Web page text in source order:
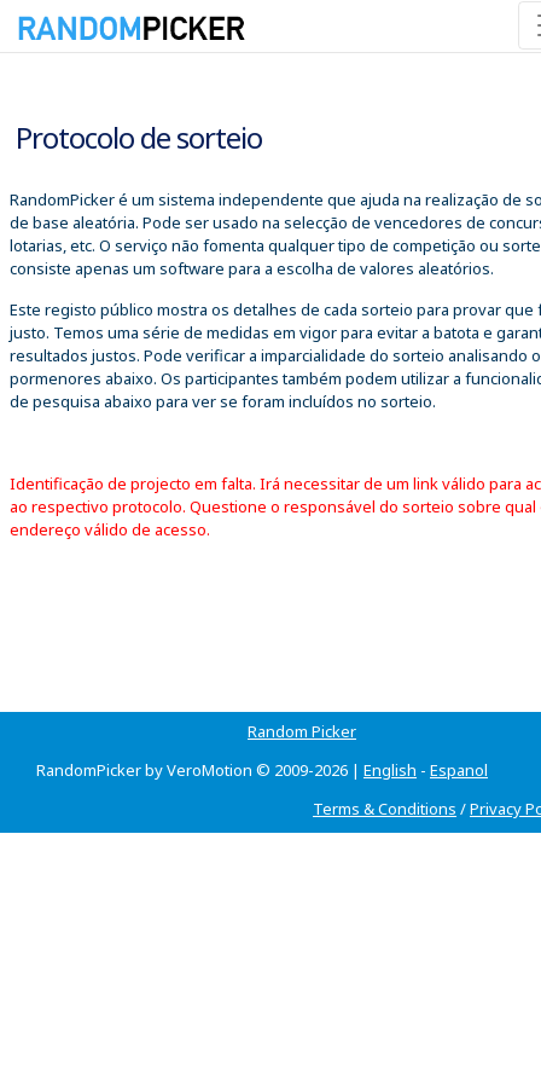
Protocolo de sorteio
RandomPicker é um sistema independente que ajuda na realização de
de base aleatória. Pode ser usado na selecção de vencedores de
lotarias, etc. O serviço não fomenta qualquer tipo de competição ou
consiste apenas um software para a escolha de valores aleatórios.
Este registo público mostra os detalhes de cada sorteio para provar que
justo. Temos uma série de medidas em vigor para evitar a batota e
resultados justos. Pode verificar a imparcialidade do sorteio analisando
pormenores abaixo. Os participantes também podem utilizar a
de pesquisa abaixo para ver se foram incluídos no sorteio.
Identificação de projecto em falta. Irá necessitar de um link válido para
ao respectivo protocolo. Questione o responsável do sorteio sobre qual
endereço válido de acesso.
Random Picker
RandomPicker by VeroMotion © 2009-2026 | English - Espanol
Terms & Conditions /Privacy